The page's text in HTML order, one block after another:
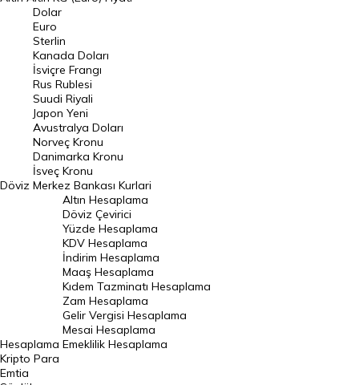
Euro Kuru
Pound Kuru
Frank Kuru
Riyal Kuru
Avustralya Doları
Danimarka Kronu Kuru
Kanada Doları Kuru
Norveç Kronu Kuru
İsveç Kronu Kuru
Japon Yeni Kuru
Serbest Piyasa Döviz Kurları
Merkez Bankası Döviz Kurları
Altın Fiyatları
Gram Altın Fiyatı
Döviz
Dolar
Euro
Sterlin
Kanada Doları
İsviçre Frangı
Rus Rublesi
Suudi Riyali
Japon Yeni
Avustralya Doları
Norveç Kronu
Danimarka Kronu
İsveç Kronu
Merkez Bankası Kurlari
Hesaplama
Altın Hesaplama
Döviz Çevirici
Yüzde Hesaplama
KDV Hesaplama
İndirim Hesaplama
Maaş Hesaplama
Kıdem Tazminatı Hesaplama
Zam Hesaplama
Gelir Vergisi Hesaplama
Mesai Hesaplama
Emeklilik Hesaplama
Kripto Para
Emtia